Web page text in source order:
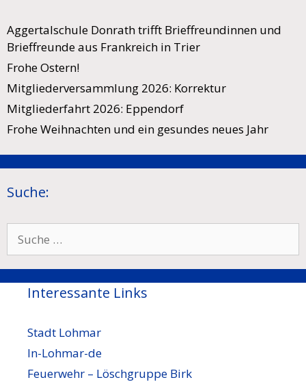
Aggertalschule Donrath trifft Brieffreundinnen und
Brieffreunde aus Frankreich in Trier
Frohe Ostern!
Mitgliederversammlung 2026: Korrektur
Mitgliederfahrt 2026: Eppendorf
Frohe Weihnachten und ein gesundes neues Jahr
Suche:
nach:
Interessante Links
Stadt Lohmar
In-Lohmar-de
Feuerwehr – Löschgruppe Birk